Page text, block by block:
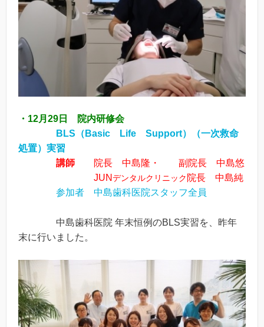
・12月29日 院内研修会
BLS（Basic Life Support）（一次救命
処置）実習
講師
院長 中島隆・ 副院長 中島悠
JUNデンタルクリニック 院長 中島純
参加者 中島歯科医院スタッフ全員
中島歯科医院 年末恒例のBLS実習を、昨年
末に行いました。